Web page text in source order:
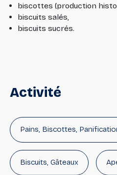
biscottes (production
biscuits salés,
biscuits sucrés.
Activité
Pains, Biscottes,
Biscuits, Gâteaux